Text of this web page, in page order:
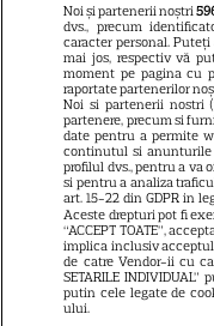
Noi și partenerii noștri
dvs., precum
caracter personal.
mai jos, respectiv vă
moment pe pagina cu
raportate partenerilor
Noi si partenerii nostri
partenere, precum si
date pentru a permite
continutul si anunturile
profilul dvs., pentru a va
si pentru a analiza
art. 15-22 din GDPR in
Aceste drepturi pot fi
“ACCEPT TOATE”,
implica inclusiv
de catre Vendor-ii cu
SETARILE
putin cele legate de
ului.